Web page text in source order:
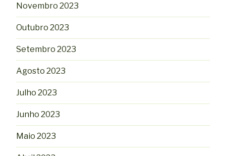
Novembro 2023
Outubro 2023
Setembro 2023
Agosto 2023
Julho 2023
Junho 2023
Maio 2023